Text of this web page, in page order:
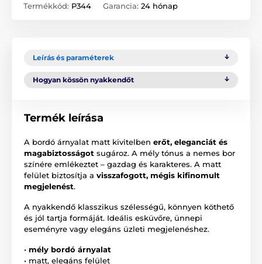
Termékkód: P344 Garancia: 24 hónap
Leírás és paraméterek
Hogyan kössön nyakkendőt
Termék leírása
A bordó árnyalat matt kivitelben erőt, eleganciát és
magabiztosságot sugároz. A mély tónus a nemes bor
színére emlékeztet – gazdag és karakteres. A matt
felület biztosítja a visszafogott, mégis kifinomult
megjelenést.
A nyakkendő klasszikus szélességű, könnyen köthető
és jól tartja formáját. Ideális esküvőre, ünnepi
eseményre vagy elegáns üzleti megjelenéshez.
• mély bordó árnyalat
• matt, elegáns felület